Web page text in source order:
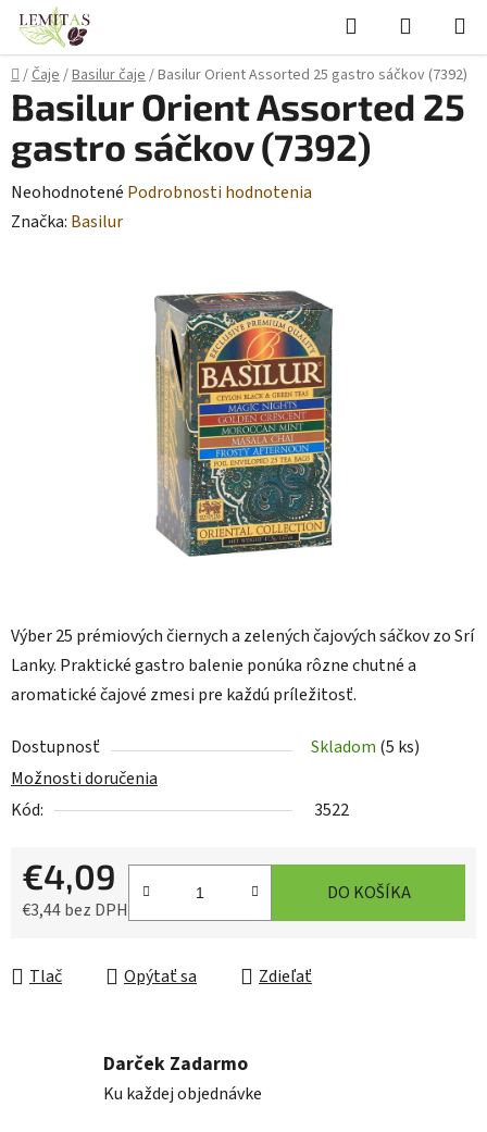
Prejsť
obsah
Hľadať
KOŠÍK
Domov
/Čaje/Basilur čaje/Basilur Orient Assorted 25 gastro sáčkov (7392)
Výber 25 prémiových čiernych a zelených čajových sáčkov zo Srí
Lanky. Praktické gastro balenie ponúka rôzne chutné a
aromatické čajové zmesi pre každú príležitosť.
Dostupnosť Skladom (5 ks)
Možnosti doručenia
Kód:
3522
€4,09
€3,44 bez DPH
DO KOŠÍKA
Tlač Opýtať sa Zdieľať
Basilur Orient Assorted 25
gastro sáčkov (7392)
Priemerné
hodnotenie
Neohodnotené Podrobnosti hodnotenia
Značka: Basilur
Darček Zadarmo
Ku každej objednávke